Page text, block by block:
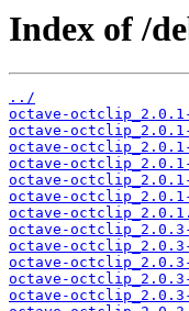
Index of /
../
octave-octclip_2.0.1-
octave-octclip_2.0.1-
octave-octclip_2.0.1-
octave-octclip_2.0.1-
octave-
octave-
octave-
octave-octclip_2.0.3-
octave-octclip_2.0.3-
octave-octclip_2.0.3-
octave-octclip_2.0.3-
octave-octclip_2.0.3-